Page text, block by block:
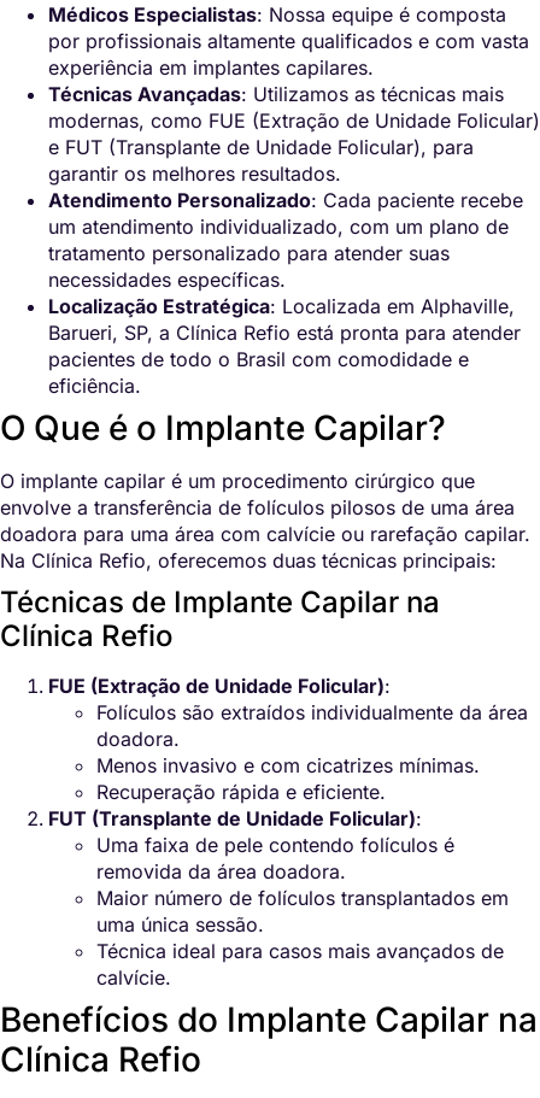
Médicos Especialistas: Nossa equipe é composta
por profissionais altamente qualificados e com vasta
experiência em implantes capilares.
Técnicas Avançadas: Utilizamos as técnicas mais
modernas, como FUE (Extração de Unidade Folicular)
e FUT (Transplante de Unidade Folicular), para
garantir os melhores resultados.
Atendimento Personalizado: Cada paciente recebe
um atendimento individualizado, com um plano de
tratamento personalizado para atender suas
necessidades específicas.
Localização Estratégica: Localizada em Alphaville,
Barueri, SP, a Clínica Refio está pronta para atender
pacientes de todo o Brasil com comodidade e
eficiência.
O Que é o Implante Capilar?
O implante capilar é um procedimento cirúrgico que
envolve a transferência de folículos pilosos de uma área
doadora para uma área com calvície ou rarefação capilar.
Na Clínica Refio, oferecemos duas técnicas principais:
Técnicas de Implante Capilar na
Clínica Refio
FUE (Extração de Unidade Folicular):
Folículos são extraídos individualmente da área
doadora.
Menos invasivo e com cicatrizes mínimas.
Recuperação rápida e eficiente.
FUT (Transplante de Unidade Folicular):
Uma faixa de pele contendo folículos é
removida da área doadora.
Maior número de folículos transplantados em
uma única sessão.
Técnica ideal para casos mais avançados de
calvície.
Benefícios do Implante Capilar na
Clínica Refio